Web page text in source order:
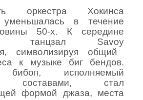
оркестра Хокинса
уменьшалась в течение
50-х. К середине
танцзал Savoy
символизируя общий
к музыке биг бендов.
бибоп, исполняемый
составами, стал
формой джаза, места